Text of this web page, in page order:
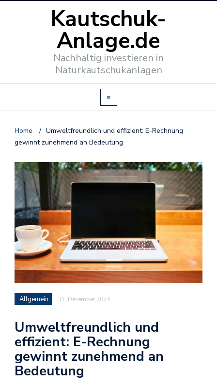
Kautschuk-
Anlage.de
Nachhaltig investieren in
Naturkautschukanlagen
Home / Umweltfreundlich und effizient: E-Rechnung
gewinnt zunehmend an Bedeutung
Allgemein 31. December 2024
Umweltfreundlich und
effizient: E-Rechnung
gewinnt zunehmend an
Bedeutung